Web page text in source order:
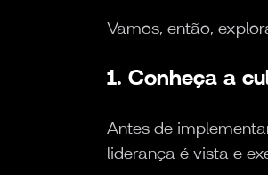
Vamos, então,
1. Conheça a
Antes de
liderança é vista e